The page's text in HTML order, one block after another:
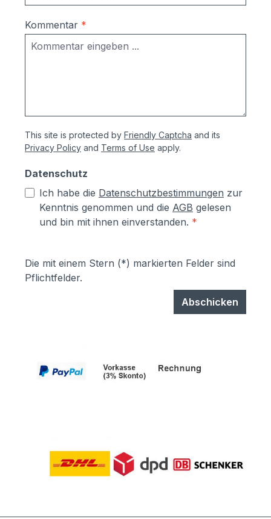
Korrosionsschutzmaßnahmen (Angaben
vom Hersteller):- Kästen aus
sendzimierverzinktem Stahl (verformbar
ohne Abspringen der Beschichtung,
chromatiert- Zusätzlich erhalten alle
Aluminium- und Stahlteile, Ausnahme
lösungsmittelfreie Pulverlackierung (z.T.
auch Kunststoffbeschichtung genannt) mit
Polyesterpulver in Fassadenqualität, dies
garantiert UV- und Wetterbeständigkeit-
Kommentar *
This site is protected by Friendly Captcha and its
Privacy Policy and Terms of Use apply.
Datenschutz
Ich habe die Datenschutzbestimmungen zur
Kenntnis genommen und die AGB gelesen
und bin mit ihnen einverstanden. *
Die mit einem Stern (*) markierten Felder sind
Pflichtfelder.
Abschicken